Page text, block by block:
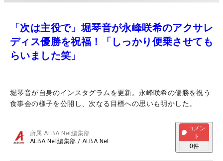
「次は主役で」堀琴音が永峰咲希のアクサレ
ディス優勝を祝福！「しっかり便乗させても
らいました笑」
堀琴音が自身のインスタグラムを更新。永峰咲希の優勝を祝う
食事会の様子を公開し、次なる目標への思いも明かした。
所属ALBA Net編集部
ALBA Net編集部 / ALBA Net
コメン
ト
0件